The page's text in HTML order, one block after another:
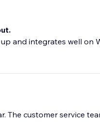
and integrates well on
The customer service